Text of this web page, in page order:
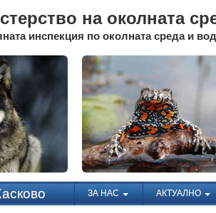
на околната
инспекция по околната среда и
ЗА НАС АКТУАЛНО